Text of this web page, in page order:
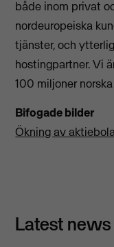
både inom privat
nordeuropeiska
tjänster, och
hostingpartner. Vi
100 miljoner
Bifogade bilder
Ökning av
Latest news